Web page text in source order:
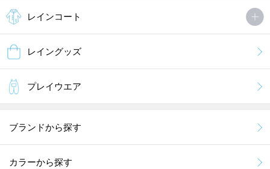
レインコート
レイングッズ
プレイウエア
ブランドから探す
カラーから探す